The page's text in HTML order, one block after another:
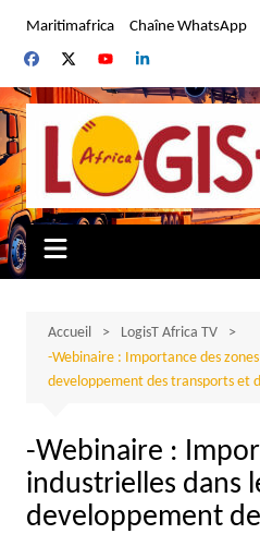
contenu
Maritimafrica Chaîne WhatsApp
Accueil
LogisT Africa TV
-Webinaire : Importance des
developpement des transports et
-Webinaire :
industrielles dans
developpement